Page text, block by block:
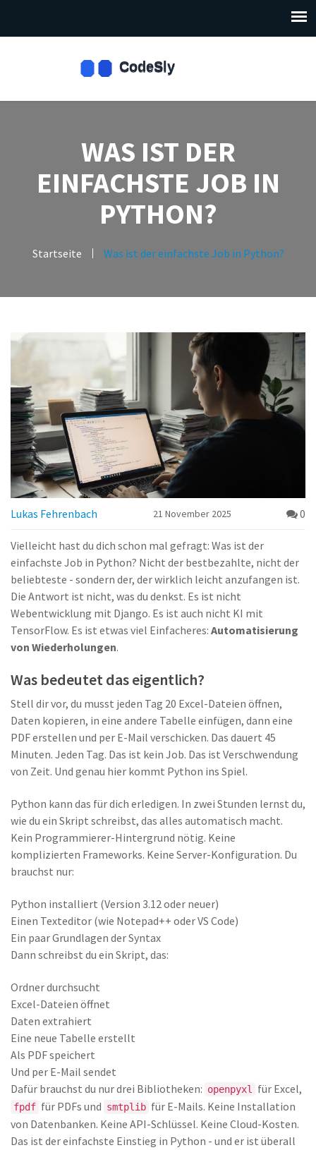
WAS IST DER
EINFACHSTE JOB IN
PYTHON?
Startseite Was ist der einfachste Job in Python?
Lukas Fehrenbach 21 November 2025 0
Vielleicht hast du dich schon mal gefragt: Was ist der
einfachste Job in Python? Nicht der bestbezahlte, nicht der
beliebteste - sondern der, der wirklich leicht anzufangen ist.
Die Antwort ist nicht, was du denkst. Es ist nicht
Webentwicklung mit Django. Es ist auch nicht KI mit
TensorFlow. Es ist etwas viel Einfacheres: Automatisierung
von Wiederholungen.
Was bedeutet das eigentlich?
Stell dir vor, du musst jeden Tag 20 Excel-Dateien öffnen,
Daten kopieren, in eine andere Tabelle einfügen, dann eine
PDF erstellen und per E-Mail verschicken. Das dauert 45
Minuten. Jeden Tag. Das ist kein Job. Das ist Verschwendung
von Zeit. Und genau hier kommt Python ins Spiel.
Python kann das für dich erledigen. In zwei Stunden lernst du,
wie du ein Skript schreibst, das alles automatisch macht.
Kein Programmierer-Hintergrund nötig. Keine
komplizierten Frameworks. Keine Server-Konfiguration. Du
brauchst nur:
Python installiert (Version 3.12 oder neuer)
Einen Texteditor (wie Notepad++ oder VS Code)
Ein paar Grundlagen der Syntax
Dann schreibst du ein Skript, das:
Ordner durchsucht
Excel-Dateien öffnet
Daten extrahiert
Eine neue Tabelle erstellt
Als PDF speichert
Und per E-Mail sendet
Dafür brauchst du nur drei Bibliotheken: openpyxl für Excel,
fpdf für PDFs und smtplib für E-Mails. Keine Installation
von Datenbanken. Keine API-Schlüssel. Keine Cloud-Kosten.
Das ist der einfachste Einstieg in Python - und er ist überall